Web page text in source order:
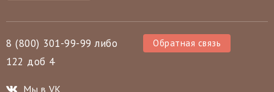
8 (800) 301-99-99 либо
122 доб 4
Обратная связь
Мы в VK